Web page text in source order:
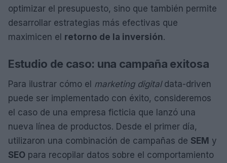
optimizar el presupuesto, sino que también permite
desarrollar estrategias más efectivas que
maximicen el retorno de la inversión.
Estudio de caso: una campaña exitosa
Para ilustrar cómo el marketing digitaldata-driven
puede ser implementado con éxito, consideremos
el caso de una empresa ficticia que lanzó una
nueva línea de productos. Desde el primer día,
utilizaron una combinación de campañas de SEM y
SEO para recopilar datos sobre el comportamiento